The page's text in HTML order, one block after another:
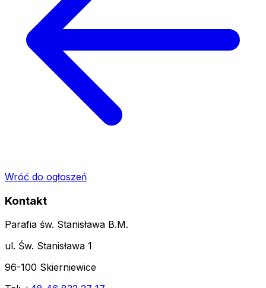
Wróć do ogłoszeń
Kontakt
Parafia św. Stanisława B.M.
ul. Św. Stanisława 1
96-100 Skierniewice